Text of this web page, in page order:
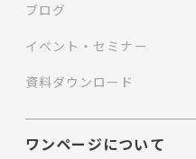
ブログ
イベント・セミナー
資料ダウンロード
ワンページについて